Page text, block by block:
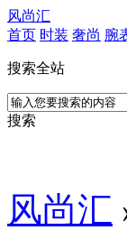
风尚汇
首页 时装 奢尚 腕
搜索全站
搜索
风尚汇